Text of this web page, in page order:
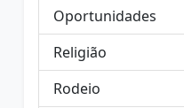
Oportunidades
Religião
Rodeio